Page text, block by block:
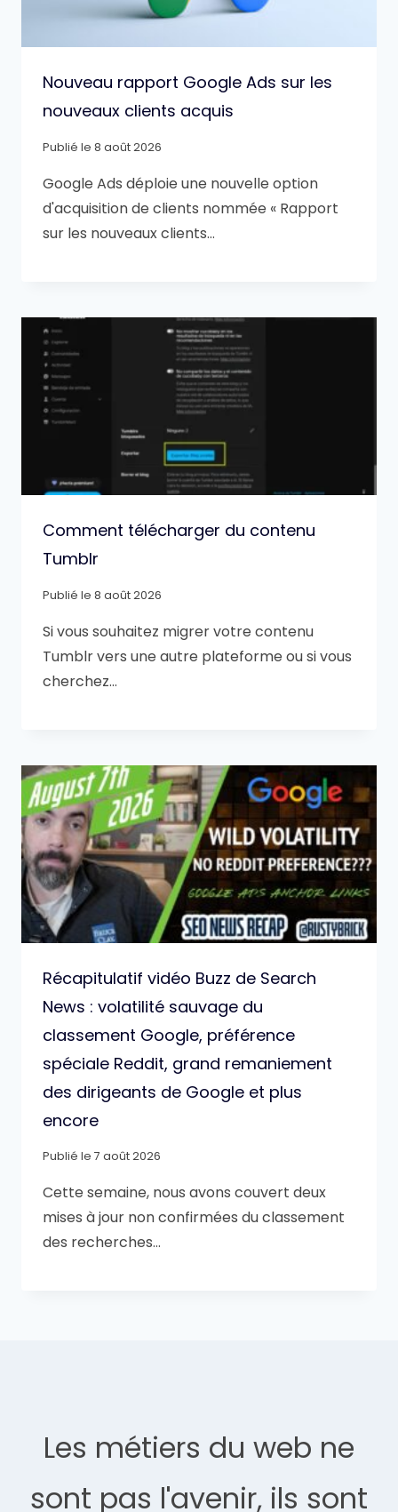
Nouveau rapport Google Ads sur les
nouveaux clients acquis
Publié le 8 août 2026
Google Ads déploie une nouvelle option
d'acquisition de clients nommée « Rapport
sur les nouveaux clients…
Comment télécharger du contenu
Tumblr
Publié le 8 août 2026
Si vous souhaitez migrer votre contenu
Tumblr vers une autre plateforme ou si vous
cherchez…
Récapitulatif vidéo Buzz de Search
News : volatilité sauvage du
classement Google, préférence
spéciale Reddit, grand remaniement
des dirigeants de Google et plus
encore
Publié le 7 août 2026
Cette semaine, nous avons couvert deux
mises à jour non confirmées du classement
des recherches…
Les métiers du web ne
sont pas l'avenir, ils sont